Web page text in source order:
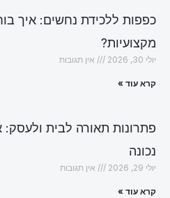
כפפות ללכידת נחשים: איך
מקצועיות?
יולי 30, 2026 אין תגובות
קרא עוד »
פתרונות תאורה לבית ולעסק:
נכונה
יולי 29, 2026 אין תגובות
קרא עוד »